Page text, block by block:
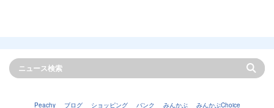
Peachy ブログ ショッピング バンク みんかぶ みんかぶChoice